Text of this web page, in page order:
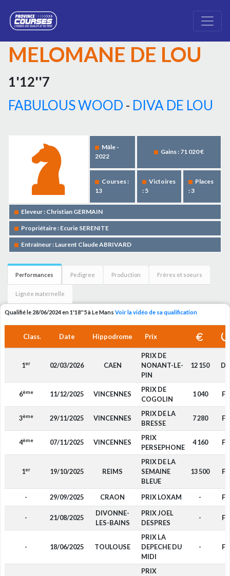
MELOMANE DE LOU
1'12''7
FABULOUS WOOD - DIVA DE LOU
Mâle -
2022
Gains : 71 020 €
Courses :
13
Victoires
: 5
Places
: 3
Eleveur : Christian GERMAIN
Propriétaire : Ecurie SERENITE
Entraîneur : Laurent Claude ABRIVARD
Performances Pedigree Production Frères et soeurs
Lignée maternelle
Qualifié le 28/06/2024 en 1'18''5 à Le Mans Voir la vidéo de sa qualification
Class. Date Hippodrome Prix
1er 02/03/2026 CAEN
PRIX DE
NONANT-LE-
PIN
12 150 DP
6ème 11/12/2025 VINCENNES
PRIX DE
COGOLIN
1 040 F4
3ème 29/11/2025 VINCENNES
PRIX DE LA
BRESSE
7 280 F4
4ème 07/11/2025 VINCENNES
PRIX
PERSEPHONE
4 160 F4
1er 19/10/2025 REIMS
PRIX DE LA
SEMAINE
BLEUE
13 500 F4
- 29/09/2025 CRAON PRIX LOXAM - F4
- 21/08/2025
DIVONNE-
LES-BAINS
PRIX JOEL
DESPRES
- F4
- 18/06/2025 TOULOUSE
PRIX LA
DEPECHE DU
MIDI
- F4
PRIX